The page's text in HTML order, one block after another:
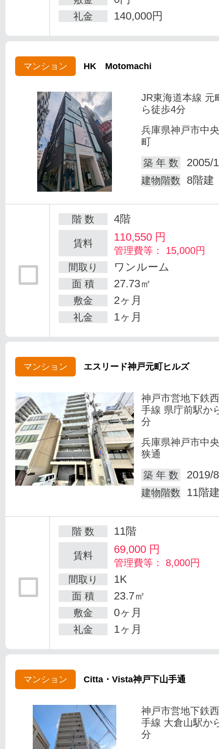
礼金 140,000円
マンション HK Motomachi
JR東海道本線 元
ら徒歩4分
兵庫県神戸市中
町
築 年 数
2005/
建物階数 8階建
階 数 4階
賃料 110,550 円
管理費等： 15,000円
間取り
ワンルーム
面 積 27.73㎡
敷金 2ヶ月
礼金 1ヶ月
マンション エスリード神戸元町ヒルズ
神戸市営地下鉄
手線 県庁前駅か
分
兵庫県神戸市中
狭通
築 年 数
2019/
建物階数 11階
階 数 11階
賃料 69,000 円
管理費等： 8,000円
間取り
1K
面 積 23.7㎡
敷金 0ヶ月
礼金 1ヶ月
マンション Citta・Vista神戸下山手通
神戸市営地下鉄
手線 大倉山駅か
分